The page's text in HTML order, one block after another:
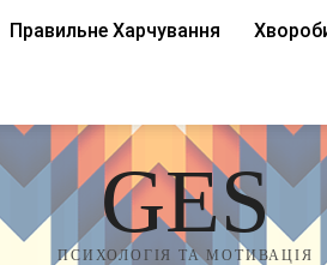
Правильне Харчування
GES
ПСИХОЛОГІЯ ТА МОТИВАЦІЯ